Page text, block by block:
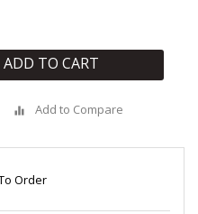
ADD TO CART
Add to Compare
Order